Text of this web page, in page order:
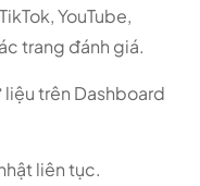
YouTube,
trang đánh giá.
trên Dashboard
liên tục.